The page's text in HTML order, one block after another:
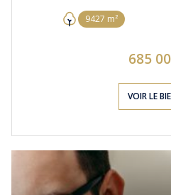
9427 m²
685
VOIR LE